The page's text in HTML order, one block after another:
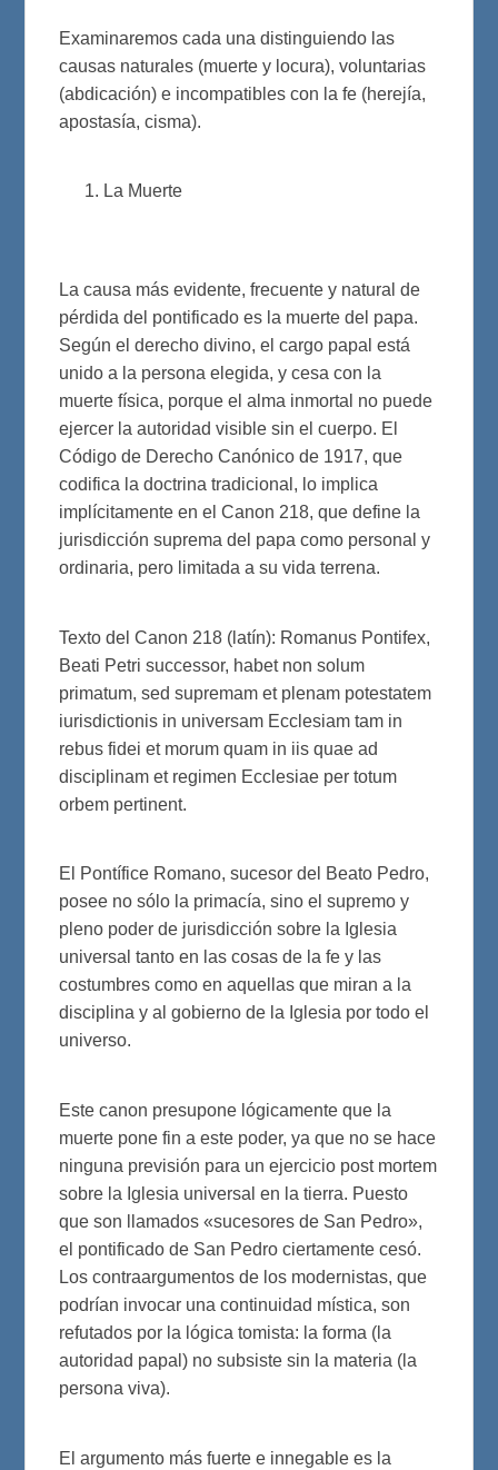
Examinaremos cada una distinguiendo las
causas naturales (muerte y locura), voluntarias
(abdicación) e incompatibles con la fe (herejía,
apostasía, cisma).
La Muerte
La causa más evidente, frecuente y natural de
pérdida del pontificado es la muerte del papa.
Según el derecho divino, el cargo papal está
unido a la persona elegida, y cesa con la
muerte física, porque el alma inmortal no puede
ejercer la autoridad visible sin el cuerpo. El
Código de Derecho Canónico de 1917, que
codifica la doctrina tradicional, lo implica
implícitamente en el Canon 218, que define la
jurisdicción suprema del papa como personal y
ordinaria, pero limitada a su vida terrena.
Texto del Canon 218 (latín): Romanus Pontifex,
Beati Petri successor, habet non solum
primatum, sed supremam et plenam potestatem
iurisdictionis in universam Ecclesiam tam in
rebus fidei et morum quam in iis quae ad
disciplinam et regimen Ecclesiae per totum
orbem pertinent.
El Pontífice Romano, sucesor del Beato Pedro,
posee no sólo la primacía, sino el supremo y
pleno poder de jurisdicción sobre la Iglesia
universal tanto en las cosas de la fe y las
costumbres como en aquellas que miran a la
disciplina y al gobierno de la Iglesia por todo el
universo.
Este canon presupone lógicamente que la
muerte pone fin a este poder, ya que no se hace
ninguna previsión para un ejercicio post mortem
sobre la Iglesia universal en la tierra. Puesto
que son llamados «sucesores de San Pedro»,
el pontificado de San Pedro ciertamente cesó.
Los contraargumentos de los modernistas, que
podrían invocar una continuidad mística, son
refutados por la lógica tomista: la forma (la
autoridad papal) no subsiste sin la materia (la
persona viva).
El argumento más fuerte e innegable es la